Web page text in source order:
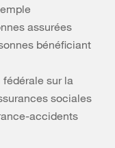
assurées
bénéficiant
sur la
sociales
accidents